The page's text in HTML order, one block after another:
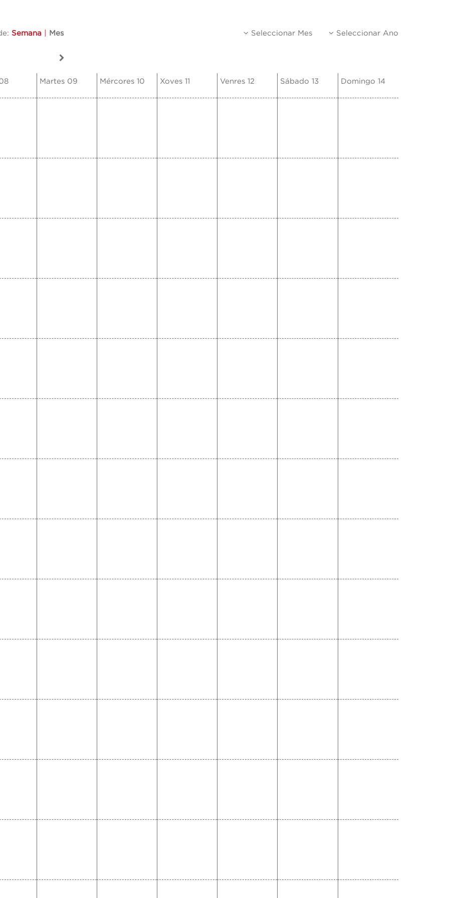
Semana Mes Seleccionar Mes Seleccionar Ano
Martes 09 Mércores 10 Xoves 11 Venres 12 Sábado 13 Domingo 14